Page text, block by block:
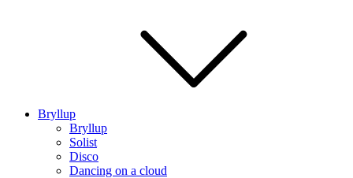
Bryllup
Bryllup
Solist
Disco
Dancing on a cloud